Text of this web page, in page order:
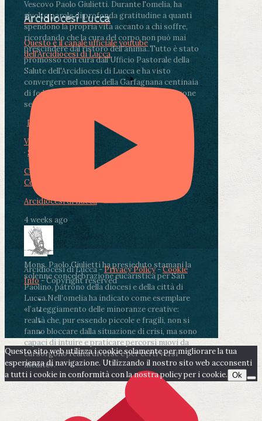
Vescovo Paolo Giulietti. Durante l'omelia, ha
rivolto parole di profonda gratitudine a quanti
spendono la propria vita accanto a chi soffre,
ricordando che la cura del corpo non può mai
prescindere dal ristoro dell'anima..Tutto è stato
promosso con cura dall'Ufficio Pastorale della
Salute dell'Arcidiocesi di Lucca e ha visto
convergere nel cuore della Garfagnana centinaia
di fedeli, operatori sanitari, volontari e persone
segnate dalla malattia.
Photo
View on Facebook
· Share
Condividi su Facebook
Condividi su LinkedIn
Arcidiocesi di Lucca
4 weeks ago
Mons. Paolo Giulietti ha presieduto stamani la
solenne concelebrazione eucaristica per San
Paolino, patrono della diocesi e della città di
Lucca.Nell’omelia ha indicato come esemplare
«l’atteggiamento delle minoranze creative:
realtà che, pur essendo piccole e fragili, non si
fanno bloccare dalla situazione di crisi, ma sono
capaci di intuire e praticare percorsi nuovi da
cui sorgono realtà diverse e per certi versi
inedite».
Arcidiocesi Lucca
Questo è il canale ufficiale youtube
dell'Arcidiocesi di Lucca
Arcidiocesi di Lucca -Privacy Policy-Cookie
Info- Copyright reserved
Questo sito web utilizza i cookie solamente per migliorare la tua
esperienza di navigazione. Utilizzando il nostro sito web acconsenti
a tutti i cookie in conformità con la nostra policy per i cookie. Ok